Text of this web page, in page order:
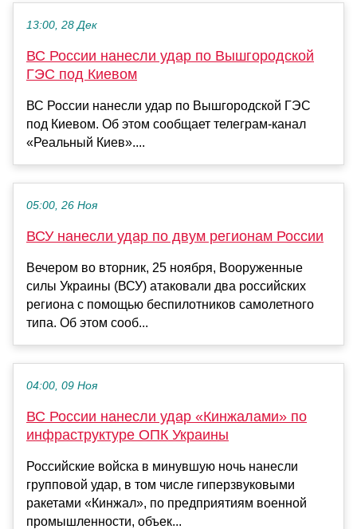
13:00, 28 Дек
ВС России нанесли удар по Вышгородской
ГЭС под Киевом
ВС России нанесли удар по Вышгородской ГЭС
под Киевом. Об этом сообщает телеграм-канал
«Реальный Киев»....
05:00, 26 Ноя
ВСУ нанесли удар по двум регионам России
Вечером во вторник, 25 ноября, Вооруженные
силы Украины (ВСУ) атаковали два российских
региона с помощью беспилотников самолетного
типа. Об этом сооб...
04:00, 09 Ноя
ВС России нанесли удар «Кинжалами» по
инфраструктуре ОПК Украины
Российские войска в минувшую ночь нанесли
групповой удар, в том числе гиперзвуковыми
ракетами «Кинжал», по предприятиям военной
промышленности, объек...